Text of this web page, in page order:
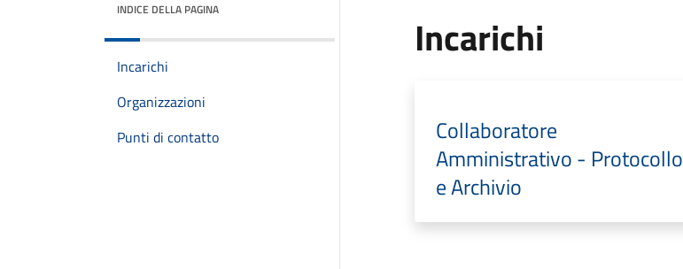
INDICE DELLA PAGINA
Incarichi
Organizzazioni
Punti di contatto
Incarichi
Collaboratore
Amministrativo - Protocollo
e Archivio